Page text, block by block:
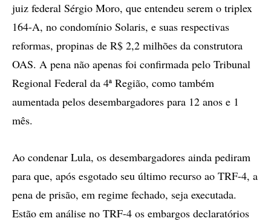
juiz federal Sérgio Moro, que entendeu serem o triplex
164-A, no condomínio Solaris, e suas respectivas
reformas, propinas de R$ 2,2 milhões da construtora
OAS. A pena não apenas foi confirmada pelo Tribunal
Regional Federal da 4ª Região, como também
aumentada pelos desembargadores para 12 anos e 1
mês.
Ao condenar Lula, os desembargadores ainda pediram
para que, após esgotado seu último recurso ao TRF-4, a
pena de prisão, em regime fechado, seja executada.
Estão em análise no TRF-4 os embargos declaratórios